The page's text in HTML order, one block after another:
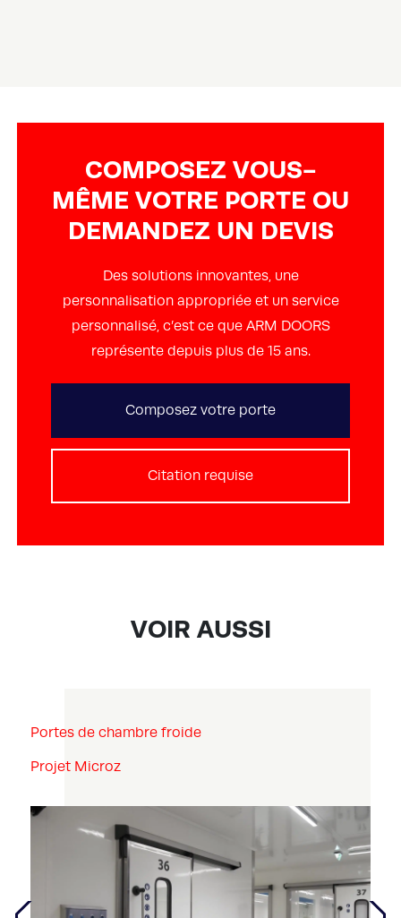
COMPOSEZ VOUS-
MÊME VOTRE PORTE OU
DEMANDEZ UN DEVIS
Des solutions innovantes, une
personnalisation appropriée et un service
personnalisé, c’est ce que ARM DOORS
représente depuis plus de 15 ans.
Composez votre porte
Citation requise
VOIR AUSSI
Portes de chambre froide
Projet Microz